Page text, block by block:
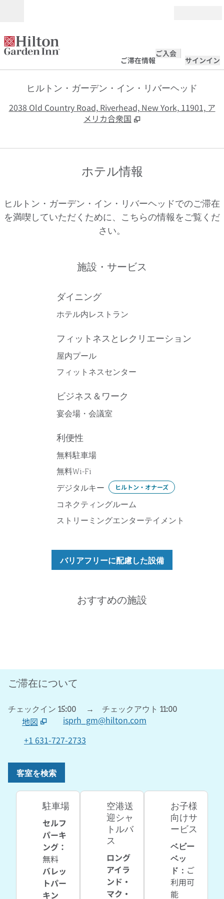
ご滞在情報
ご入会
サインイン
ヒルトン・ガーデン・イン・リバーヘッド
2038 Old Country Road, Riverhead, New York, 11901, ア
メリカ合衆国
ホテル情報
ヒルトン・ガーデン・イン・リバーヘッドでのご滞在
を満喫していただくために、こちらの情報をご覧くだ
さい。
施設・サービス
ダイニング
ホテル内レストラン
フィットネスとレクリエーション
屋内プール
フィットネスセンター
ビジネス＆ワーク
宴会場・会議室
利便性
無料駐車場
無料Wi-Fi
デジタルキー
ヒルトン・オナーズ
コネクティングルーム
ストリーミングエンターテイメント
バリアフリーに配慮した設備
おすすめの施設
プール
ご滞在について
チェックイン 15:00 → チェックアウト 11:00
地図
新しいタブで開きます
isprh_gm@hilton.com
+1 631-727-2733
客室を検索
駐車場
セルフ
パーキ
ング ：
無料
バレッ
トパー
キン
空港送
迎シャ
トルバ
ス
ロング
アイラ
ンド・
マク・
お子様
向けサ
ービス
ベビー
ベッ
ド ： ご
利用可
能